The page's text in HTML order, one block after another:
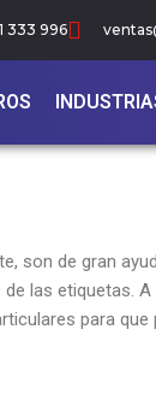
333 996
son de gran
las etiquetas.
para